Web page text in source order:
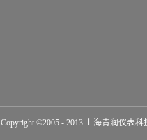
Copyright ©2005 - 2013 上海青润仪表科